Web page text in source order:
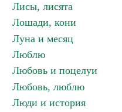
Лисы, лисята
Лошади, кони
Луна и месяц
Люблю
Любовь и поцелуи
Любовь, люблю
Люди и история